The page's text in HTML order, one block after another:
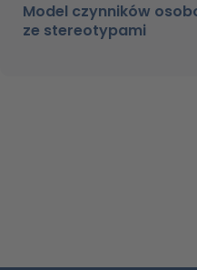
Model czynników
ze stereotypami